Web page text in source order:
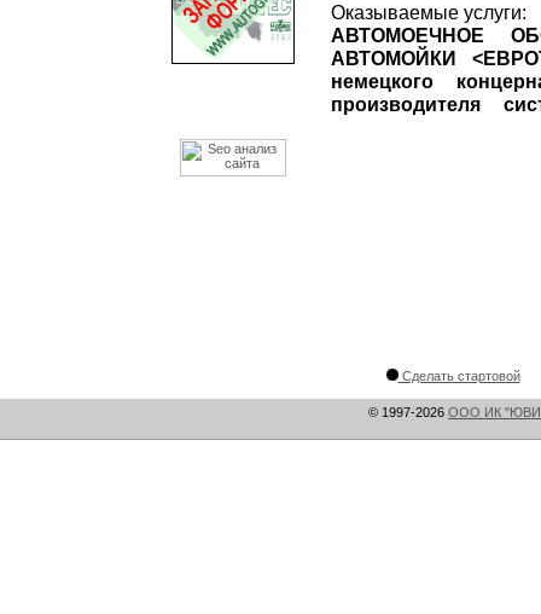
Оказываемые услуги:
АВТОМОЕЧНОЕ
АВТОМОЙКИ
немецкого
производителя
Сделать стартовой
© 1997-2026 ООО ИК